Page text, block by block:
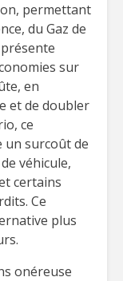
permettant
du Gaz de
sur
en
et de doubler
ce
surcoût de
véhicule,
certains
Ce
plus
onéreuse